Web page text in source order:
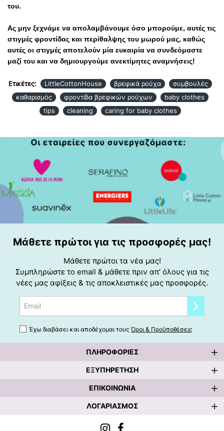
του.
Ας μην ξεχνάμε να απολαμβάνουμε όσο μπορούμε, αυτές τις
στιγμές φροντίδας και περίθαλψης του μωρού μας, καθώς
αυτές οι στιγμές αποτελούν μία ευκαιρία να συνδεόμαστε
μαζί του και να δημιουργούμε ανεκτίμητες αναμνήσεις!
Ετικέτες: LittleCottonHouse βρεφικά ρούχα
συμβουλές
καθαρισμός
φροντίδα βρεφικών ρούχων
baby clothes
tips
cleaning caring for baby clothes
Μάθετε πρώτοι για τις προσφορές μας!
Μάθετε πρώτοι τα νέα μας!
Συμπληρώστε το email & μάθετε πριν απ' όλους για τις
νέες μας αφίξεις & τις αποκλειστικές μας προσφορές.
Έχω διαβάσει και αποδέχομαι τους Όροι & Προϋποθέσεις
ΠΛΗΡΟΦΟΡΊΕΣ
ΕΞΥΠΗΡΈΤΗΣΗ
ΕΠΙΚΟΙΝΩΝΊΑ
ΛΟΓΑΡΙΑΣΜΌΣ